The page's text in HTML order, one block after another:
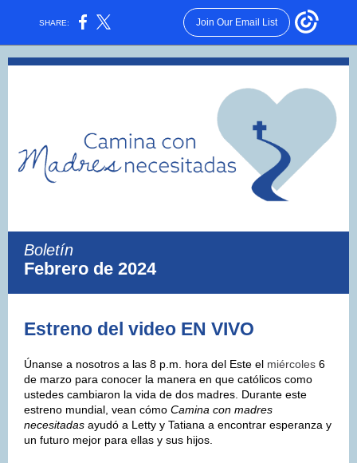
SHARE: Join Our Email List
Boletín
Febrero de 2024
Estreno del video EN VIVO
Únanse a nosotros a las 8 p.m. hora del Este el miércoles 6
de marzo para conocer la manera en que católicos como
ustedes cambiaron la vida de dos madres. Durante este
estreno mundial, vean cómo Camina con madres
necesitadas ayudó a Letty y Tatiana a encontrar esperanza y
un futuro mejor para ellas y sus hijos.